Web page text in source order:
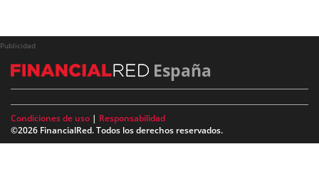
Publicidad
España
Condiciones de uso | Responsabilidad
©2026 FinancialRed. Todos los derechos reservados.